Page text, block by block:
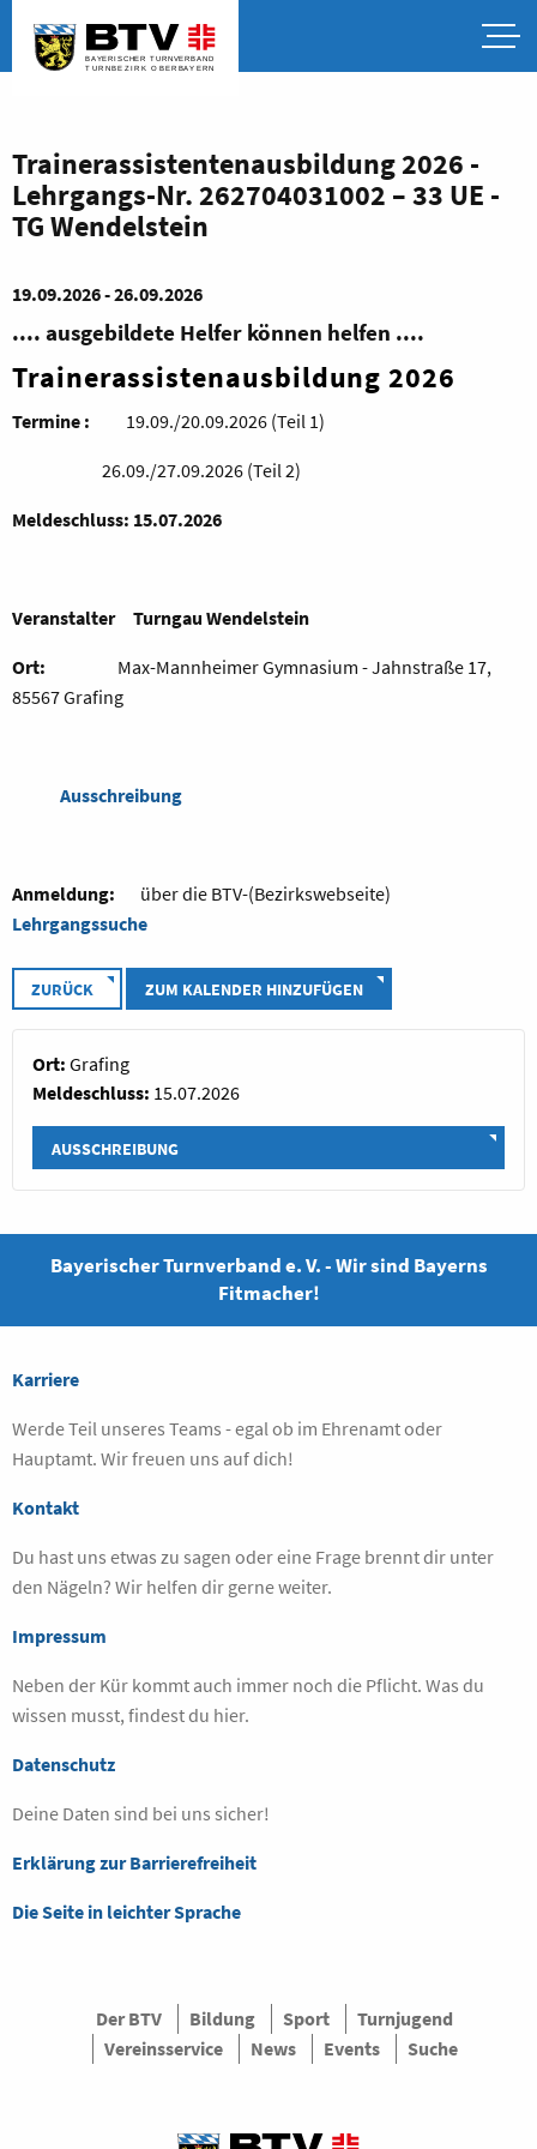
Trainerassistentenausbildung 2026 -
Lehrgangs-Nr. 262704031002 – 33 UE -
TG Wendelstein
19.09.2026 - 26.09.2026
.... ausgebildete Helfer können helfen ....
Trainerassistenausbildung 2026
Termine : 19.09./20.09.2026 (Teil 1)
26.09./27.09.2026 (Teil 2)
Meldeschluss: 15.07.2026
Veranstalter Turngau Wendelstein
Ort: Max-Mannheimer Gymnasium - Jahnstraße 17,
85567 Grafing
Ausschreibung
Anmeldung: über die BTV-(Bezirkswebseite)
Lehrgangssuche
ZURÜCK ZUM KALENDER HINZUFÜGEN
Ort: Grafing
Meldeschluss: 15.07.2026
AUSSCHREIBUNG
Bayerischer Turnverband e. V. - Wir sind Bayerns
Fitmacher!
Karriere
Werde Teil unseres Teams - egal ob im Ehrenamt oder
Hauptamt. Wir freuen uns auf dich!
Kontakt
Du hast uns etwas zu sagen oder eine Frage brennt dir unter
den Nägeln? Wir helfen dir gerne weiter.
Impressum
Neben der Kür kommt auch immer noch die Pflicht. Was du
wissen musst, findest du hier.
Datenschutz
Deine Daten sind bei uns sicher!
Erklärung zur Barrierefreiheit
Die Seite in leichter Sprache
Der BTV Bildung Sport
Turnjugend
Vereinsservice
News Events Suche